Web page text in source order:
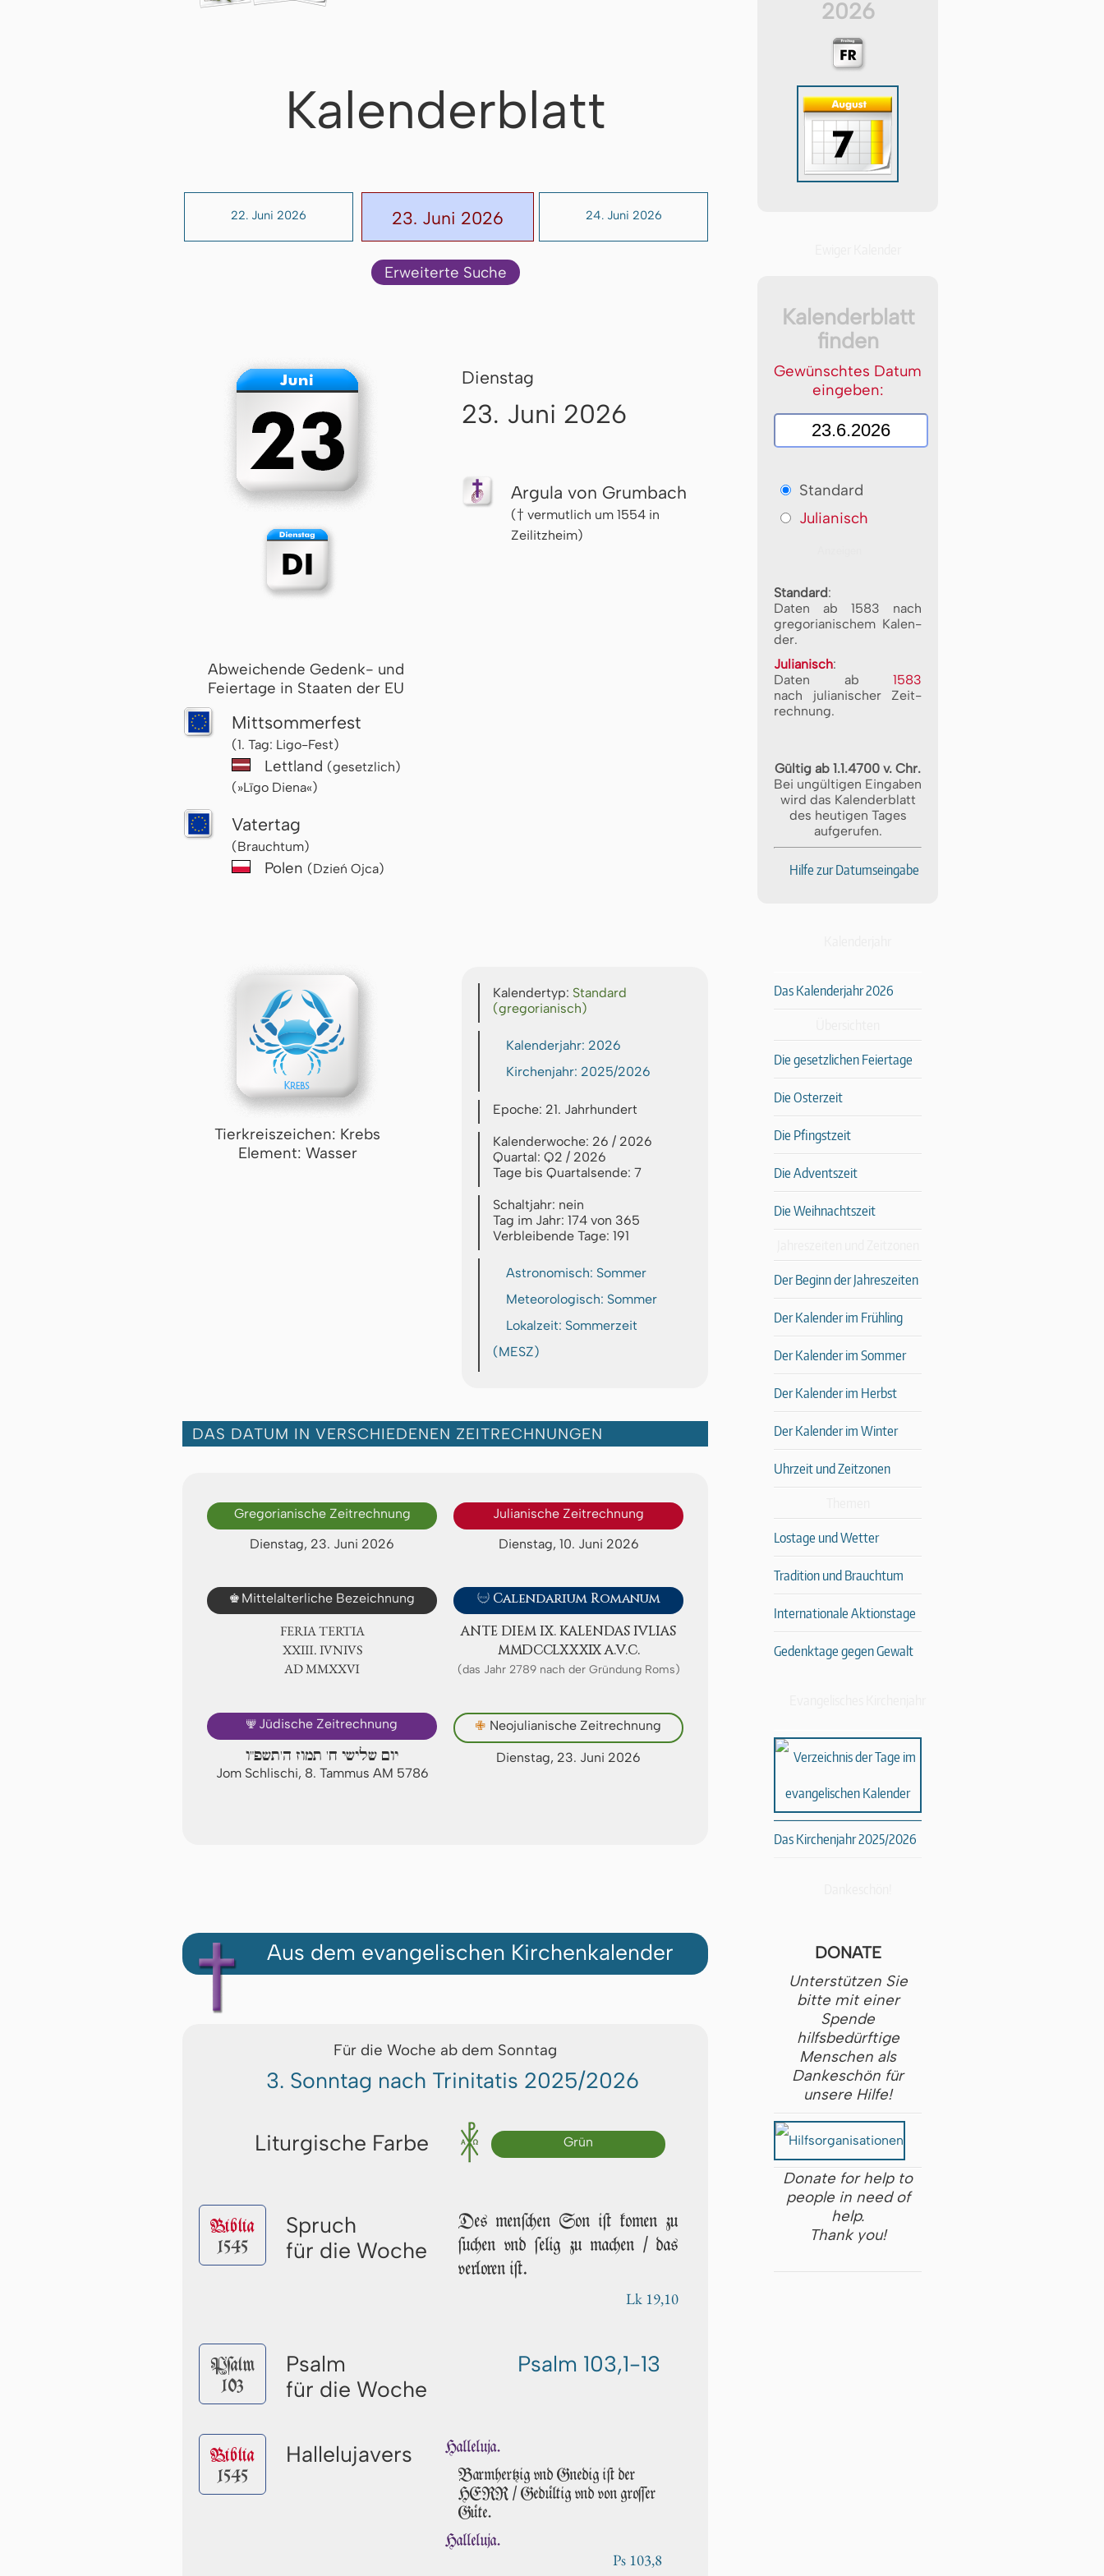
Kalenderblatt
22. Juni 2026 23. Juni 2026 24. Juni 2026
Erweiterte Suche
Abweichende Gedenk- und
Feiertage in Staaten der EU
Mitt­som­mer­fest
(1. Tag: Ligo-Fest)
Lettland (gesetzlich)
(»Līgo Diena«)
Vatertag
(Brauchtum)
Polen (Dzień Ojca)
Dienstag
23. Juni 2026
Argula von Grumbach
(† vermutlich um 1554 in
Zeilitzheim)
Tierkreiszeichen: Krebs
Element: Wasser
Kalendertyp: Standard
(gregorianisch)
Kalenderjahr: 2026
Kirchenjahr: 2025/2026
Epoche: 21. Jahrhundert
Kalenderwoche: 26 / 2026
Quartal: Q2 / 2026
Tage bis Quartalsende: 7
Schaltjahr: nein
Tag im Jahr: 174 von 365
Verbleibende Tage: 191
Astronomisch: Sommer
Meteorologisch: Sommer
Lokalzeit: Sommerzeit
(MESZ)
DAS DATUM IN VERSCHIEDENEN ZEITRECHNUNGEN
Gregorianische Zeitrechnung
Dienstag, 23. Juni 2026
Julianische Zeitrechnung
Dienstag, 10. Juni 2026
♚ Mittelalterliche Bezeichnung
FERIA TERTIA
ⅩⅩⅢ. IVNIVS
AD ⅯⅯⅩⅩⅥ
 Calendarium Romanum
ANTE DIEM IX. KA­LEN­DAS IVLIAS
ⅯⅯⅮⅭⅭⅬⅩⅩⅩⅨ A.V.C.
(das Jahr 2789 nach der Gründung Roms)
🕎 Jüdische Zeitrechnung
יום שלישי ח' תמוז ה'תשפ"ו
Jom Schlischi, 8. Tammus AM 5786
✙ Neojulianische Zeitrechnung
Dienstag, 23. Juni 2026
Aus dem evangelischen Kirchenkalender
Für die Woche ab dem Sonntag
3. Sonntag nach Trinitatis 2025/2026
Liturgische Farbe Grün
Biblia
1545
Spruch
für die Woche
Des men­ſchen Son iſt ko­men zu
ſu­chen vnd ſe­lig zu machen / das
verloren iſt.
Lk 19,10
Pſalm
103
Psalm
für die Woche
Psalm 103,1-13
Biblia
1545
Hallelujavers
Halleluja.
Barmhertzig vnd Gnedig iſt der
HERR / Gedültig vnd von groſ­ſer
Güte.
Halleluja.
Ps 103,8
2026
Kalenderblatt
finden
Gewünschtes Datum
eingeben:
Standard
Julianisch
Standard:
Daten ab 1583 nach
gre­go­ri­a­ni­schem Ka­len­
der.
Julianisch:
Daten ab 1583
nach ju­li­a­ni­scher Zeit­
rech­nung.
Gültig ab 1.1.4700 v. Chr.
Bei ungültigen Eingaben
wird das Kalenderblatt
des heutigen Tages
aufgerufen.
Hilfe zur Datumseingabe
Das Kalenderjahr 2026
Die gesetzlichen Feiertage
Die Osterzeit
Die Pfingstzeit
Die Adventszeit
Die Weihnachtszeit
Der Beginn der Jahreszeiten
Der Kalender im Frühling
Der Kalender im Sommer
Der Kalender im Herbst
Der Kalender im Winter
Uhrzeit und Zeitzonen
Lostage und Wetter
Tradition und Brauchtum
Internationale Aktionstage
Gedenktage gegen Gewalt
Das Kirchenjahr 2025/2026
DONATE
Unterstützen Sie
bitte mit einer
Spende
hilfsbedürftige
Menschen als
Dankeschön für
unsere Hilfe!
Donate for help to
people in need of
help.
Thank you!